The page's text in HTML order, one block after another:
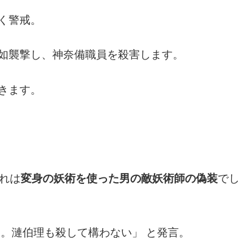
警戒。
撃し、神奈備職員を殺害します。
ます。
は変身の妖術を使った男の敵妖術師の偽装でし
漣伯理も殺して構わない」 と発言。